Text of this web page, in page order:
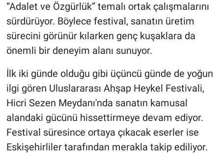
“Adalet ve Özgürlük” temalı ortak çalışmalarını
sürdürüyor. Böylece festival, sanatın üretim
sürecini görünür kılarken genç kuşaklara da
önemli bir deneyim alanı sunuyor.
İlk iki günde olduğu gibi üçüncü günde de yoğun
ilgi gören Uluslararası Ahşap Heykel Festivali,
Hicri Sezen Meydanı'nda sanatın kamusal
alandaki gücünü hissettirmeye devam ediyor.
Festival süresince ortaya çıkacak eserler ise
Eskişehirliler tarafından merakla takip ediliyor.